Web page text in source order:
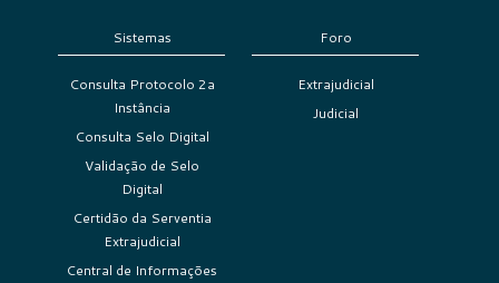
Sistemas
Consulta Protocolo 2a
Instância
Consulta Selo Digital
Validação de Selo
Digital
Certidão da Serventia
Extrajudicial
Central de Informações
Foro
Extrajudicial
Judicial